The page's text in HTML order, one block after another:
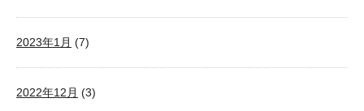
2023年1月 (7)
2022年12月 (3)